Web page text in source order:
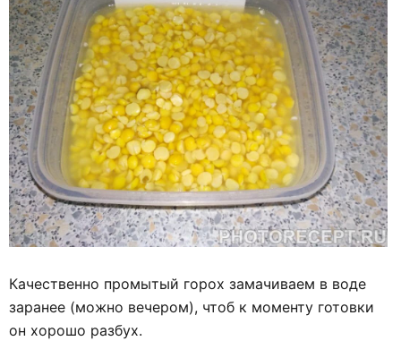
Качественно промытый горох замачиваем в воде
заранее (можно вечером), чтоб к моменту готовки
он хорошо разбух.